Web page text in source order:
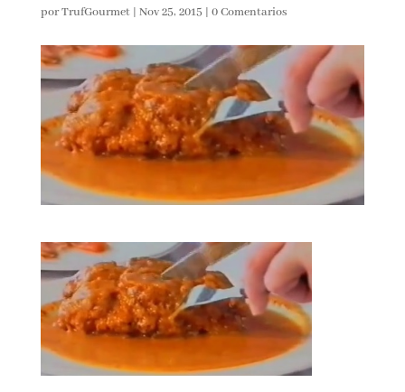
porTrufGourmet| Nov 25, 2015 | 0 Comentarios